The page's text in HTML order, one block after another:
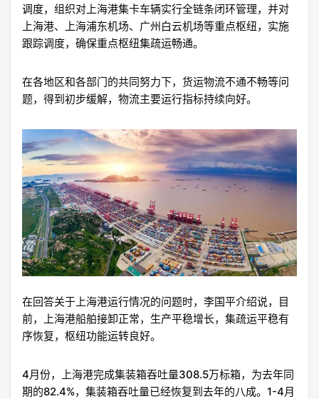
调度，组织对上海港集卡车辆实行全链条闭环管理，并对
上海港、上海浦东机场、广州白云机场等重点枢纽，实施
跟踪调度，确保重点枢纽集疏运畅通。
在各地区和各部门的共同努力下，货运物流不通不畅等问
题，得到初步缓解，物流主要运行指标持续向好。
在回答关于上海港运行情况的问题时，李国平介绍说，目
前，上海港船舶接卸正常，生产平稳增长，集疏运平稳有
序恢复，枢纽功能运转良好。
4月份，上海港完成集装箱吞吐量308.5万标箱，为去年同
期的82.4%，集装箱吞吐量已经恢复到去年的八成。1-4月